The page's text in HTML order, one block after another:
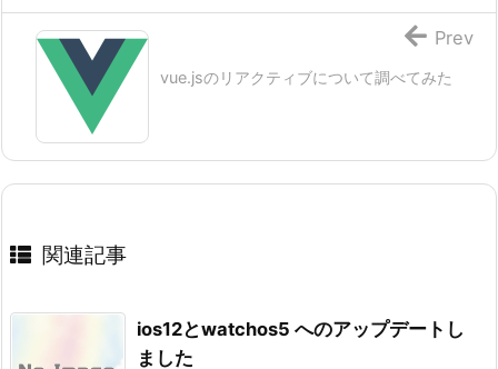
vue.jsのリアクティブについて調べてみた
Prev
関連記事
ios12とwatchos5 へのアップデートし
ました